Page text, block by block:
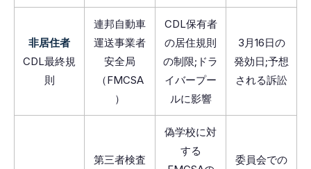
非居住者
CDL最終規
則
連邦自動車
運送事業者
安全局
（FMCSA
）
CDL保有者
の居住規則
の制限;ドラ
イバープー
ルに影響
3月16日の
発効日;予想
される訴訟
第三者検査
偽学校に対
する
委員会での